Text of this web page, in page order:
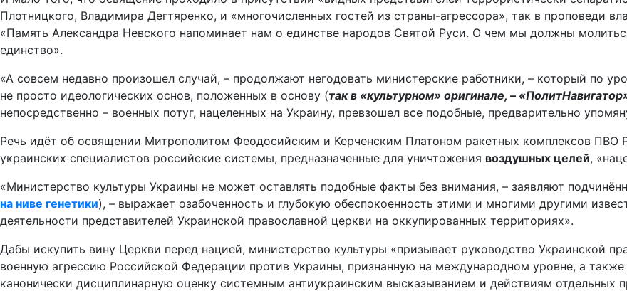
Плотницкого, Владимира Дегтяренко, и «многочисленных гостей из страны-агрессора», так в проповеди
«Память Александра Невского напоминает нам о единстве народов Святой Руси. О чем мы должны
единство».
«А совсем недавно произошел случай, – продолжают негодовать министерские работники, – который по
не просто идеологических основ, положенных в основу (так в «культурном» оригинале, –
непосредственно – военных потуг, нацеленных на Украину, превзошел все подобные, предварительно
Речь идёт об освящении Митрополитом Феодосийским и Керченским Платоном ракетных комплексов
украинских специалистов российские системы, предназначенные для уничтожения воздушных целей,
«Министерство культуры Украины не может оставлять подобные факты без внимания, – заявляют
на ниве генетики), – выражает озабоченность и глубокую обеспокоенность этими и многими другими
деятельности представителей Украинской православной церкви на оккупированных территориях».
Дабы искупить вину Церкви перед нацией, министерство культуры «призывает руководство Украинской
военную агрессию Российской Федерации против Украины, признанную на международном уровне, а
канонически дисциплинарную оценку системным антиукраинским высказыванием и действиям отдельных